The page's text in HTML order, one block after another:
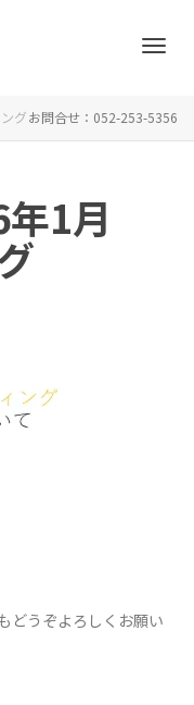
グお問合せ：052-253-5356
1月
どうぞよろしくお願い